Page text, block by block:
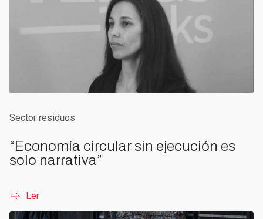
Sector residuos
“Economía circular sin ejecución es
solo narrativa”
Ler